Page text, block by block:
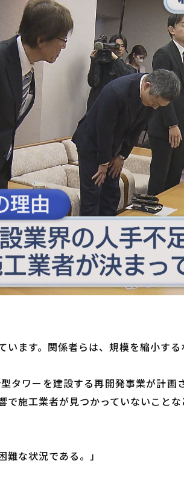
ます。関係者らは、規模を縮小する
タワーを建設する再開発事業が計
施工業者が見つかっていないことな
な状況である。」